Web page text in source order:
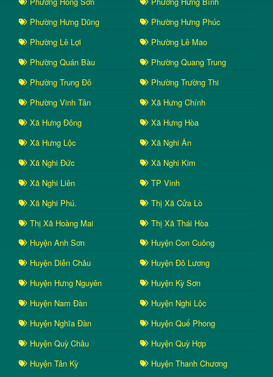
Phường Hưng Dũng
Phường Hưng Phúc
Phường Lê Lợi
Phường Lê Mao
Phường Quán Bàu
Phường Quang Trung
Phường Trung Đô
Phường Trường Thi
Phường Vinh Tân
Xã Hưng Chính
Xã Hưng Đông
Xã Hưng Hòa
Xã Hưng Lộc
Xã Nghi Ân
Xã Nghi Đức
Xã Nghi Kim
Xã Nghi Liên
TP Vinh
Xã Nghi Phú.
Thị Xã Cửa Lò
Thị Xã Hoàng Mai
Thị Xã Thái Hòa
Huyện Anh Sơn
Huyện Con Cuông
Huyện Diễn Châu
Huyện Đô Lương
Huyện Hưng Nguyên
Huyện Kỳ Sơn
Huyện Nam Đàn
Huyện Nghi Lộc
Huyện Nghĩa Đàn
Huyện Quế Phong
Huyện Quỳ Châu
Huyện Quỳ Hợp
Huyện Tân Kỳ
Huyện Thanh Chương